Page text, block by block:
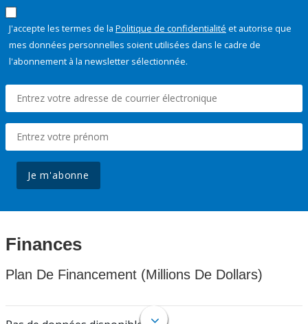
J'accepte les termes de la Politique de confidentialité et autorise que
mes données personnelles soient utilisées dans le cadre de
l'abonnement à la newsletter sélectionnée.
Je m'abonne
Finances
Plan De Financement (Millions De Dollars)